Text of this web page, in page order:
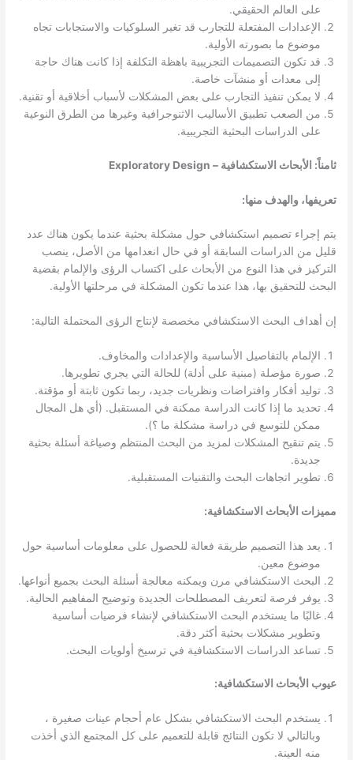
على العالم الحقيقي.
الإعدادات المفتعلة للتجارب قد تغير السلوكيات والاستجابات تجاه
موضوع ما بصورته الأولية.
قد تكون التصميمات التجريبية باهظة التكلفة إذا كانت هناك حاجة
إلى معدات أو منشآت خاصة.
لا يمكن تنفيذ التجارب على بعض المشكلات لأسباب أخلاقية أو تقنية.
من الصعب تطبيق الأساليب الاثنوجرافية وغيرها من الطرق النوعية
على الدراسات البحثية التجريبية.
ثامناً: الأبحاث الاستكشافية – Exploratory Design
تعريفها، والهدف منها:
يتم إجراء تصميم استكشافي حول مشكلة بحثية عندما يكون هناك عدد
قليل من الدراسات السابقة أو في حال انعدامها من الأصل، ينصب
التركيز في هذا النوع من الأبحاث على اكتساب الرؤى والإلمام بقضية
البحث للتحقيق بها، هذا عندما تكون المشكلة في مرحلتها الأولية.
إن أهداف البحث الاستكشافي مخصصة لإنتاج الرؤى المحتملة التالية:
الإلمام بالتفاصيل الأساسية والإعدادات والمخاوف.
صورة مؤصلة (مبنية على أدلة) للحالة التي يجري تطويرها.
توليد أفكار وافتراضات ونظريات جديد، ربما تكون ثابتة أو مؤقتة.
تحديد ما إذا كانت الدراسة ممكنة في المستقبل. (أي هل المجال
ممكن للتوسع في دراسة مشكلة ما ؟).
يتم تنقيح المشكلات لمزيد من البحث المنتظم وصياغة أسئلة بحثية
جديدة.
تطوير اتجاهات البحث والتقنيات المستقبلية.
مميزات الأبحاث الاستكشافية:
يعد هذا التصميم طريقة فعالة للحصول على معلومات أساسية حول
موضوع معين.
البحث الاستكشافي مرن ويمكنه معالجة أسئلة البحث بجميع أنواعها.
يوفر فرصة لتعريف المصطلحات الجديدة وتوضيح المفاهيم الحالية.
غالبًا ما يستخدم البحث الاستكشافي لإنشاء فرضيات أساسية
وتطوير مشكلات بحثية أكثر دقة.
تساعد الدراسات الاستكشافية في ترسيخ أولويات البحث.
عيوب الأبحاث الاستكشافية:
يستخدم البحث الاستكشافي بشكل عام أحجام عينات صغيرة ،
وبالتالي لا تكون النتائج قابلة للتعميم على كل المجتمع الذي أخذت
منه العينة.